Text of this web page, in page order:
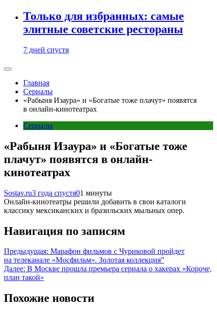
Только для избранных: самые
элитные советские рестораны
7 дней спустя
Главная
Сериалы
«Рабыня Изаура» и «Богатые тоже плачут» появятся
в онлайн-кинотеатрах
Сериалы
«Рабыня Изаура» и «Богатые тоже
плачут» появятся в онлайн-
кинотеатрах
Sostav.ru3 года спустя01 минуты
Онлайн-кинотеатры решили добавить в свои каталоги
классику мексиканских и бразильских мыльных опер.
Навигация по записям
Предыдущая: Марафон фильмов с Чуриковой пройдет
на телеканале «Мосфильм». Золотая коллекция”
Далее: В Москве прошла премьера сериала о хакерах «Короче,
план такой»
Похожие новости